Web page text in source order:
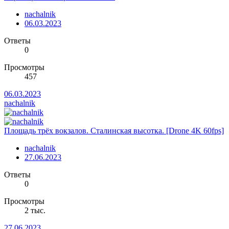
nachalnik
06.03.2023
Ответы
0
Просмотры
457
06.03.2023
nachalnik
Площадь трёх вокзалов. Сталинская высотка. [Drone 4K 60fps]
nachalnik
27.06.2023
Ответы
0
Просмотры
2 тыс.